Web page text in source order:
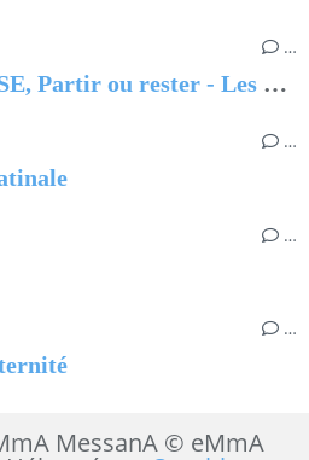
…
Chantal MARIE-ROSE, Partir ou rester - Les clés pour évoluer professionnellement sans regret
…
…
…
MessanA © eMmA